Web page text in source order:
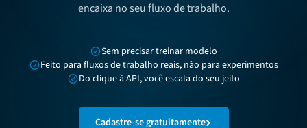
encaixa no seu fluxo de trabalho.
Sem precisar treinar modelo
Feito para fluxos de trabalho reais, não para experimentos
Do clique à API, você escala do seu jeito
Cadastre-se gratuitamente